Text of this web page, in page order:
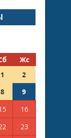
Жс
1
2
8
9
16
23